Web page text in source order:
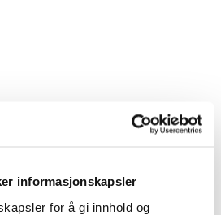
informasjonskapsler
for å gi innhold og